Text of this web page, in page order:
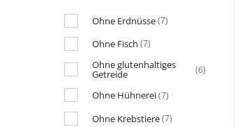
Ohne Erdnüsse(7)
Ohne Fisch (7)
Ohne glutenhaltiges
Getreide (6)
Ohne Hühnerei(7)
Ohne Krebstiere(7)